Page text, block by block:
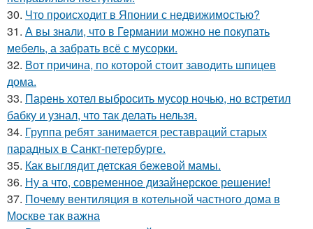
30. Что происходит в Японии с недвижимостью?
31. А вы знали, что в Германии можно не покупать
мебель, а забрать всё с мусорки.
32. Вот причина, по которой стоит заводить шпицев
дома.
33. Парень хотел выбросить мусор ночью, но встретил
бабку и узнал, что так делать нельзя.
34. Группа ребят занимается реставраций старых
парадных в Санкт-петербурге.
35. Как выглядит детская бежевой мамы.
36. Ну а что, современное дизайнерское решение!
37. Почему вентиляция в котельной частного дома в
Москве так важна